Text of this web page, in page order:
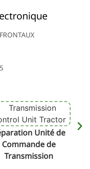
Unité de
Commande de
Transmission